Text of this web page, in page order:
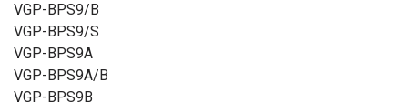
VGP-BPS9/B
VGP-BPS9/S
VGP-BPS9A
VGP-BPS9A/B
VGP-BPS9B